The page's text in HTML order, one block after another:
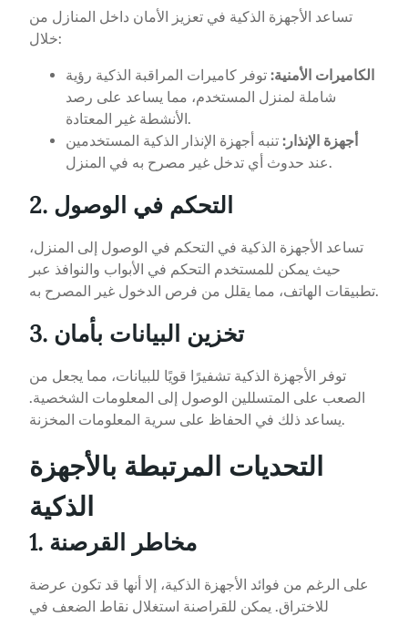
تساعد الأجهزة الذكية في تعزيز الأمان داخل المنازل من
خلال:
الكاميرات الأمنية: توفر كاميرات المراقبة الذكية رؤية
شاملة لمنزل المستخدم، مما يساعد على رصد
الأنشطة غير المعتادة.
أجهزة الإنذار: تنبه أجهزة الإنذار الذكية المستخدمين
عند حدوث أي تدخل غير مصرح به في المنزل.
2. التحكم في الوصول
تساعد الأجهزة الذكية في التحكم في الوصول إلى المنزل،
حيث يمكن للمستخدم التحكم في الأبواب والنوافذ عبر
تطبيقات الهاتف، مما يقلل من فرص الدخول غير المصرح به.
3. تخزين البيانات بأمان
توفر الأجهزة الذكية تشفيرًا قويًا للبيانات، مما يجعل من
الصعب على المتسللين الوصول إلى المعلومات الشخصية.
يساعد ذلك في الحفاظ على سرية المعلومات المخزنة.
التحديات المرتبطة بالأجهزة
الذكية
1. مخاطر القرصنة
على الرغم من فوائد الأجهزة الذكية، إلا أنها قد تكون عرضة
للاختراق. يمكن للقراصنة استغلال نقاط الضعف في